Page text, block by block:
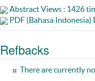
Abstract Views : 1426
PDF (Bahasa
Refbacks
There are currently